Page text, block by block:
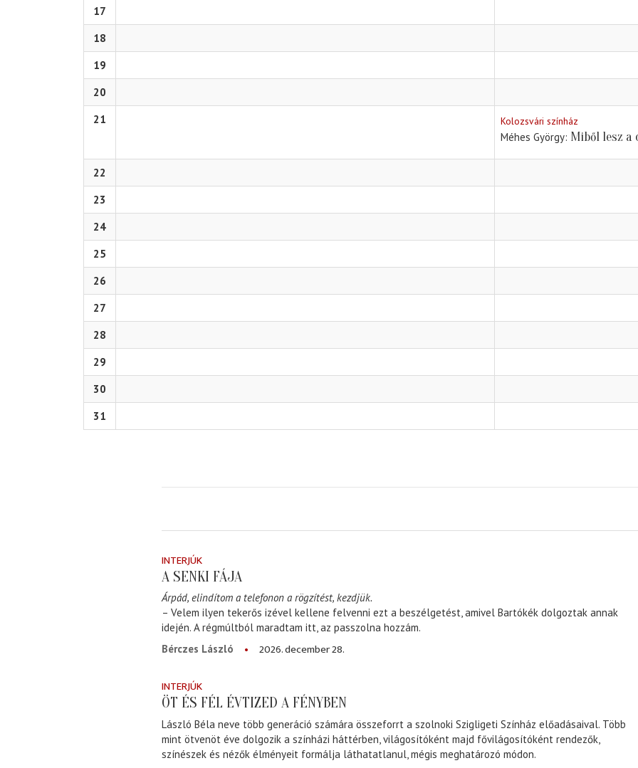
17
18
19
20
21
Kolozsvári színház
Méhes György Miből lesz a
22
23
24
25
26
27
28
29
30
31
INTERJÚK
A SENKI FÁJA
Árpád, elindítom a telefonon a rögzítést, kezdjük.
– Velem ilyen tekerős izével kellene felvenni ezt a beszélgetést, amivel Bartókék dolgoztak annak
idején. A régmúltból maradtam itt, az passzolna hozzám.
Bérczes László
2026. december 28.
INTERJÚK
ÖT ÉS FÉL ÉVTIZED A FÉNYBEN
László Béla neve több generáció számára összeforrt a szolnoki Szigligeti Színház előadásaival. Több
mint ötvenöt éve dolgozik a színházi háttérben, világosítóként majd fővilágosítóként rendezők,
színészek és nézők élményeit formálja láthatatlanul, mégis meghatározó módon.